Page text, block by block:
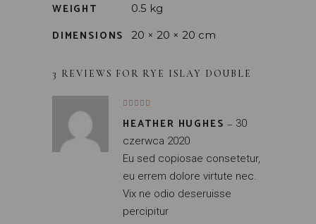
WEIGHT 0.5 kg
DIMENSIONS 20 × 20 × 20 cm
3 REVIEWS FOR RYE ISLAY DOUBLE
HEATHER HUGHES– 30
czerwca 2020
Eu sed copiosae consetetur,
eu errem dolore virtute nec.
Vix ne odio deseruisse
percipitur